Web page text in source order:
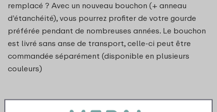
remplacé ? Avec un nouveau bouchon (+ anneau
d’étanchéité), vous pourrez profiter de votre gourde
préférée pendant de nombreuses années. Le bouchon
est livré sans anse de transport, celle-ci peut être
commandée séparément (disponible en plusieurs
couleurs)